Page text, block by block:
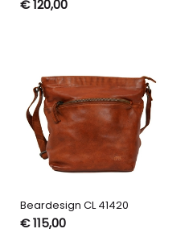
€ 120,00
Beardesign CL 41420
€ 115,00